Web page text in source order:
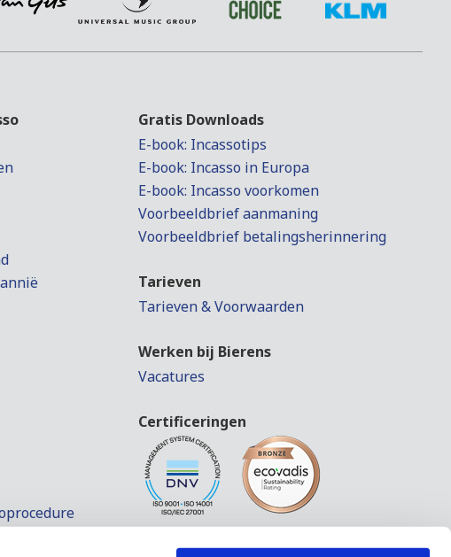
Gratis Downloads
E-book: Incassotips
E-book: Incasso in Europa
E-book: Incasso voorkomen
Voorbeeldbrief aanmaning
Voorbeeldbrief betalingsherinnering
Tarieven
Tarieven & Voorwaarden
Werken bij Bierens
Vacatures
Certificeringen